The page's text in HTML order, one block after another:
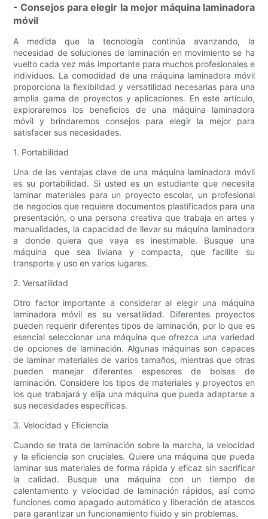
- Consejos para elegir la mejor máquina laminadora
móvil
A medida que la tecnología continúa avanzando, la
necesidad de soluciones de laminación en movimiento se ha
vuelto cada vez más importante para muchos profesionales e
individuos. La comodidad de una máquina laminadora móvil
proporciona la flexibilidad y versatilidad necesarias para una
amplia gama de proyectos y aplicaciones. En este artículo,
exploraremos los beneficios de una máquina laminadora
móvil y brindaremos consejos para elegir la mejor para
satisfacer sus necesidades.
1. Portabilidad
Una de las ventajas clave de una máquina laminadora móvil
es su portabilidad. Si usted es un estudiante que necesita
laminar materiales para un proyecto escolar, un profesional
de negocios que requiere documentos plastificados para una
presentación, o una persona creativa que trabaja en artes y
manualidades, la capacidad de llevar su máquina laminadora
a donde quiera que vaya es inestimable. Busque una
máquina que sea liviana y compacta, que facilite su
transporte y uso en varios lugares.
2. Versatilidad
Otro factor importante a considerar al elegir una máquina
laminadora móvil es su versatilidad. Diferentes proyectos
pueden requerir diferentes tipos de laminación, por lo que es
esencial seleccionar una máquina que ofrezca una variedad
de opciones de laminación. Algunas máquinas son capaces
de laminar materiales de varios tamaños, mientras que otras
pueden manejar diferentes espesores de bolsas de
laminación. Considere los tipos de materiales y proyectos en
los que trabajará y elija una máquina que pueda adaptarse a
sus necesidades específicas.
3. Velocidad y Eficiencia
Cuando se trata de laminación sobre la marcha, la velocidad
y la eficiencia son cruciales. Quiere una máquina que pueda
laminar sus materiales de forma rápida y eficaz sin sacrificar
la calidad. Busque una máquina con un tiempo de
calentamiento y velocidad de laminación rápidos, así como
funciones como apagado automático y liberación de atascos
para garantizar un funcionamiento fluido y sin problemas.